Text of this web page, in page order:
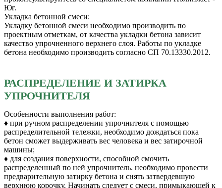
Юг.
Укладка бетонной смеси:
Укладку бетонной смеси необходимо производить по
проектным отметкам, от качества укладки бетона зависит
качество упрочненного верхнего слоя. Работы по укладке
бетона необходимо производить согласно СП 70.13330.2012.
РАСПРЕДЕЛЕНИЕ И ЗАТИРКА
УПРОЧНИТЕЛЯ
Особенности выполнения работ:
♦ при ручном распределении упрочнителя с помощью
распределительной тележки, необходимо дождаться пока
бетон сможет выдерживать вес человека и вес затирочной
машины;
♦ для создания поверхности, способной смочить
распределенный по ней упрочнитель. необходимо провести
предварительную затирку бетона и снять затвердевшую
верхнюю корочку. Начинать следует с смеси, примыкающей к